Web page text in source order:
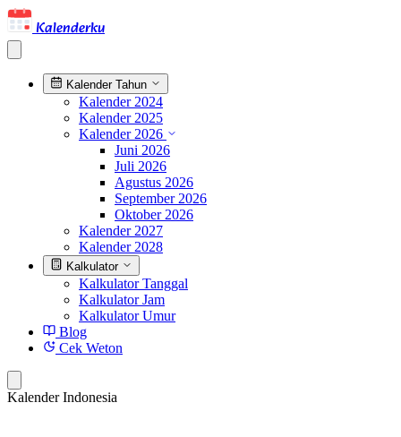
Kalenderku
Kalender Tahun
Kalender 2024
Kalender 2025
Kalender 2026
Juni 2026
Juli 2026
Agustus 2026
September 2026
Oktober 2026
Kalender 2027
Kalender 2028
Kalkulator
Kalkulator Tanggal
Kalkulator Jam
Kalkulator Umur
Blog
Cek Weton
Kalender Indonesia